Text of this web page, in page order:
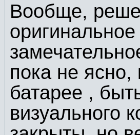
Вообще,
пока не
батарее ,
визуального